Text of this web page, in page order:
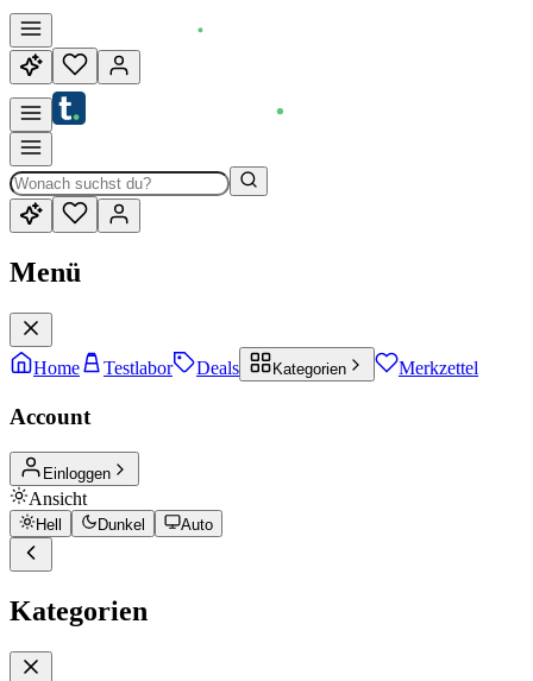
Menü
Home Testlabor Deals Kategorien Merkzettel
Account
Einloggen
Ansicht
Hell Dunkel Auto
Kategorien